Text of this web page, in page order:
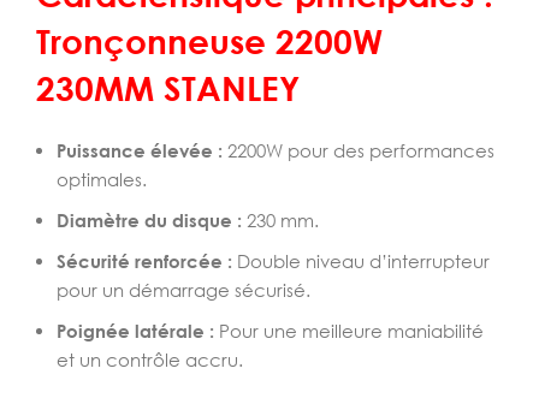
Tronçonneuse 2200W
230MM STANLEY
Puissance élevée : 2200W pour des performances
optimales.
Diamètre du disque : 230 mm.
Sécurité renforcée : Double niveau d’interrupteur
pour un démarrage sécurisé.
Poignée latérale : Pour une meilleure maniabilité
et un contrôle accru.